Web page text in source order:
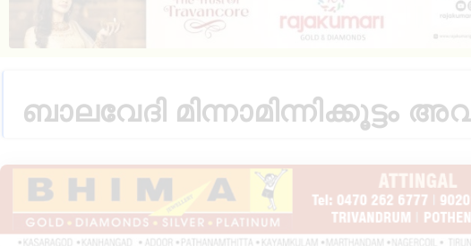
ബാലവേദി മിന്നാമിന്നിക്കൂട്ടം